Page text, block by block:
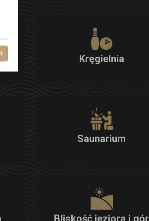
Kręgielnia
Saunarium
Bliskość jeziora i gór